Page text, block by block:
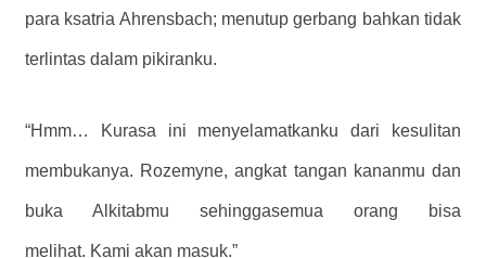
para ksatria Ahrensbach; menutup gerbang bahkan tidak
terlintas dalam pikiranku.
“Hmm… Kurasa ini menyelamatkanku dari kesulitan
membukanya. Rozemyne, angkat tangan kananmu dan
buka Alkitabmu sehinggasemua orang bisa
melihat. Kami akan masuk.”